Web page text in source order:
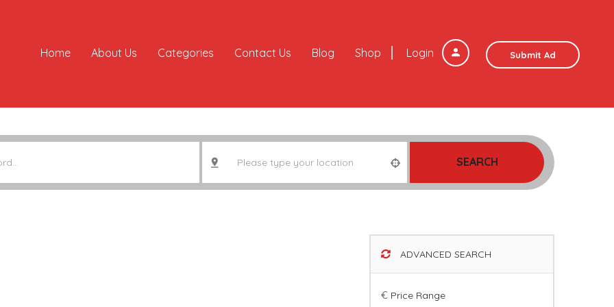
Login Submit Ad
Home About Us Categories Contact Us Blog Shop
SEARCH
ADVANCED SEARCH
€ Price Range